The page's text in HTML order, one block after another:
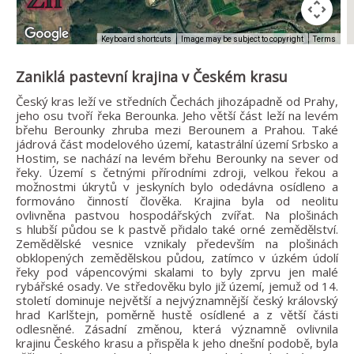
Keyboard shortcuts Image may be subject to copyright Terms
Zaniklá pastevní krajina v Českém krasu
Český kras leží ve středních Čechách jihozápadně od Prahy,
jeho osu tvoří řeka Berounka. Jeho větší část leží na levém
břehu Berounky zhruba mezi Berounem a Prahou. Také
jádrová část modelového území, katastrální území Srbsko a
Hostim, se nachází na levém břehu Berounky na sever od
řeky. Území s četnými přírodními zdroji, velkou řekou a
možnostmi úkrytů v jeskyních bylo odedávna osídleno a
formováno činností člověka. Krajina byla od neolitu
ovlivněna pastvou hospodářských zvířat. Na plošinách
s hlubší půdou se k pastvě přidalo také orné zemědělství.
Zemědělské vesnice vznikaly především na plošinách
obklopených zemědělskou půdou, zatímco v úzkém údolí
řeky pod vápencovými skalami to byly zprvu jen malé
rybářské osady. Ve středověku bylo již území, jemuž od 14.
století dominuje největší a nejvýznamnější český královský
hrad Karlštejn, poměrně hustě osídlené a z větší části
odlesněné. Zásadní změnou, která významně ovlivnila
krajinu Českého krasu a přispěla k jeho dnešní podobě, byla